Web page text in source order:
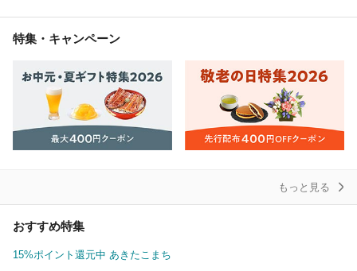
特集・キャンペーン
もっと見る
おすすめ特集
15%ポイント還元中 あきたこまち